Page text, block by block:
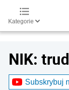
Kategorie
NIK:
Subskrybuj